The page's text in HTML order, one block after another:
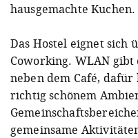
hausgemachte Kuchen.
Das Hostel eignet sich
Coworking. WLAN
neben dem Café,
richtig schönem
gemeinsame